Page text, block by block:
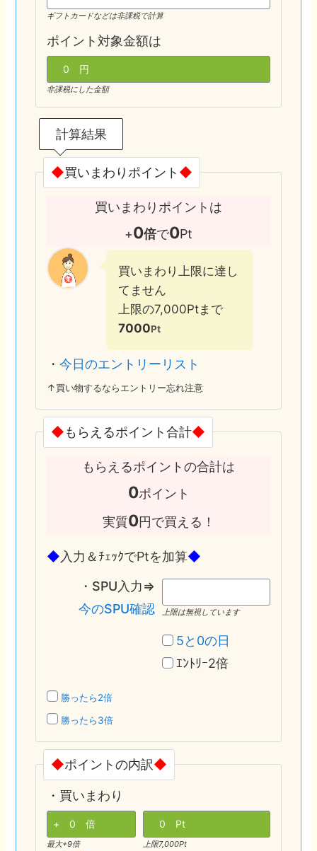
ギフトカードなどは非課税で計算
ポイント対象金額は
非課税にした金額
計算結果
◆買いまわりポイント ◆
買いまわりポイントは
+0倍で0Pt
買いまわり上限に達し
てません
上限の7,000Ptまで
7000Pt
・今日のエントリーリスト
↑買い物するならエントリー忘れ注意
◆もらえるポイント合計◆
もらえるポイントの合計は
0ポイント
実質0円で買える！
◆ 入力＆ﾁｪｯｸでPtを加算◆
・SPU入力⇒
今のSPU確認
上限は無視しています
5と0の日
ｴﾝﾄﾘｰ2倍
勝ったら2倍
勝ったら3倍
◆ポイントの内訳◆
・買いまわり
最大+9倍
上限7,000Pt